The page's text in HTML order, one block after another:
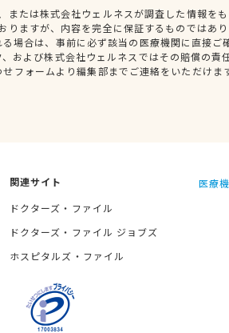
または株式会社ウェルネスが調査した情報を
りますが、内容を完全に保証するものではあ
場合は、事前に必ず該当の医療機関に直接ご
および株式会社ウェルネスではその賠償の責
フォームより編集部までご連絡をいただけま
関連サイト
ドクターズ・ファイル
ドクターズ・ファイル ジョブズ
ホスピタルズ・ファイル
医療